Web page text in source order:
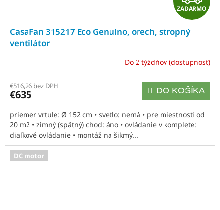
A
A
R
M
O
ZADARMO
CasaFan 315217 Eco Genuino, orech, stropný
ventilátor
Do 2 týždňov (dostupnosť)
€516,26 bez DPH
€635 DO KOŠÍKA
priemer vrtule: Ø 152 cm • svetlo: nemá • pre miestnosti od
20 m2 • zimný (spätný) chod: áno • ovládanie v komplete:
diaľkové ovládanie • montáž na šikmý...
DC motor